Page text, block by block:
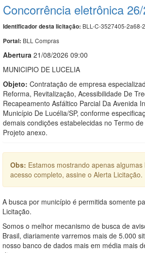
Concorrência eletrônica
Identificador desta licitação: BLL-C-3527405-2a68-
Portal: BLL Compras
Abertura 21/08/2026 09:00
MUNICIPIO DE LUCELIA
Objeto: Contratação de empresa
Reforma, Revitalização, Acessibilidade De
Recapeamento Asfáltico Parcial Da Avenida
Município De Lucélia/SP, conforme
demais condições estabelecidas no Termo
Projeto anexo.
Obs: Estamos mostrando apenas
acesso completo, assine o Alerta Licitação.
A busca por município é permitida somente
Licitação.
Somos o melhor mecanismo de busca de
Brasil, diariamente varremos mais de 5.000
nosso banco de dados mais em média mais